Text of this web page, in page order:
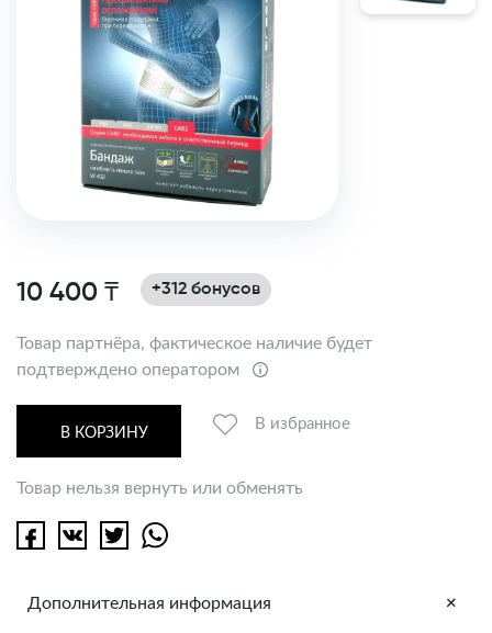
10 400 ₸ +312 бонусов
Товар партнёра, фактическое наличие будет
подтверждено оператором
В КОРЗИНУ
В избранное
Товар нельзя вернуть или обменять
Дополнительная информация +